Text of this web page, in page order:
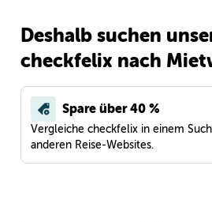
Deshalb suchen
checkfelix nach
Spare über 40 %
Vergleiche checkfelix in einem
anderen Reise-Websites.